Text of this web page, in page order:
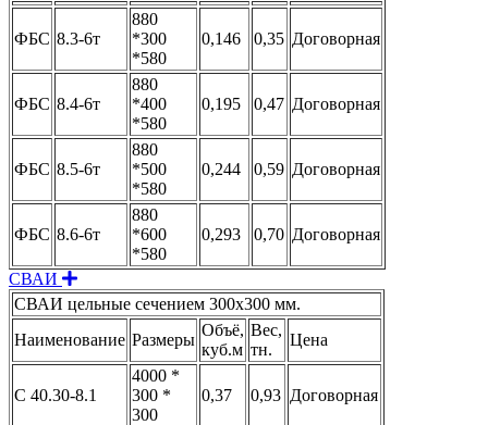
ФБС 8.3-6т
880
*300
*580
0,146 0,35 Договорная
ФБС 8.4-6т
880
*400
*580
0,195 0,47 Договорная
ФБС 8.5-6т
880
*500
*580
0,244 0,59 Договорная
ФБС 8.6-6т
880
*600
*580
0,293 0,70 Договорная
СВАИ Expand
СВАИ цельные сечением 300x300 мм.
Наименование Размеры
Объё,
куб.м
Вес,
тн.
Цена
С 40.30-8.1
4000 *
300 *
300
0,37 0,93 Договорная